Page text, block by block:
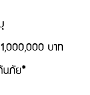
บาท
นภัย*